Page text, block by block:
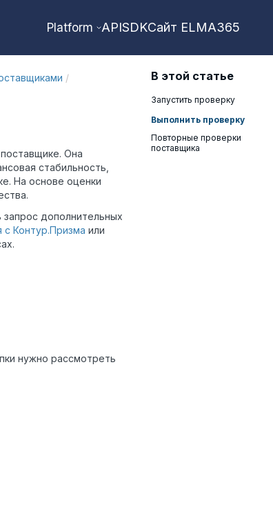
Platform APISDKСайт ELMA365
/
Она
стабильность,
На основе оценки
дополнительных
с Контур.Призма или
нужно рассмотреть
В этой статье
Запустить проверку
Выполнить проверку
Повторные проверки
поставщика